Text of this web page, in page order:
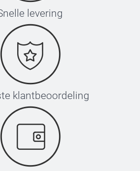
levering
klantbeoordeling